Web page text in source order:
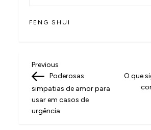
FENG SHUI
N
a
v
e
Previous
Post
Previous
Poderosas
simpatias de amor para
usar em casos de
urgência
O que